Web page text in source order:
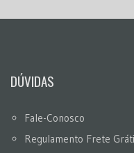
DÚVIDAS
Fale-Conosco
Regulamento Frete